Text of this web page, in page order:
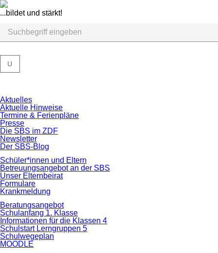
...bildet und stärkt!
U
Navigation
überspringen
Aktuelles
Aktuelle Hinweise
Termine & Ferienpläne
Presse
Die SBS im ZDF
Newsletter
Der SBS-Blog
Schüler*innen und Eltern
Betreuungsangebot an der SBS
Unser Elternbeirat
Formulare
Krankmeldung
Beratungsangebot
Schulanfang 1. Klasse
Informationen für die Klassen 4
Schulstart Lerngruppen 5
Schulwegeplan
MOODLE